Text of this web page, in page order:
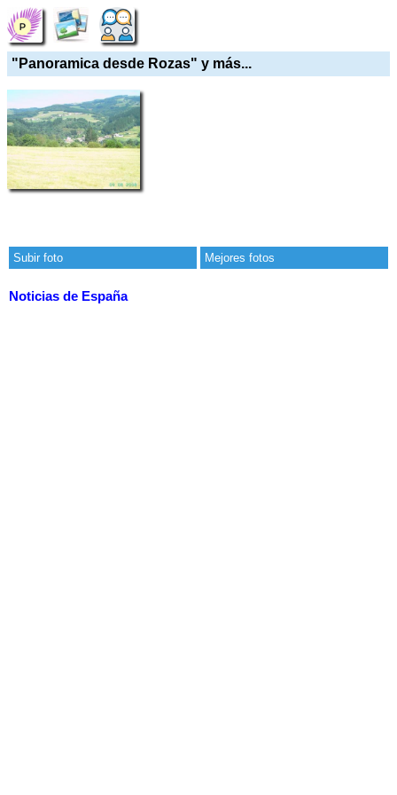
"Panoramica desde Rozas" y más...
Subir foto Mejores fotos
Noticias de España